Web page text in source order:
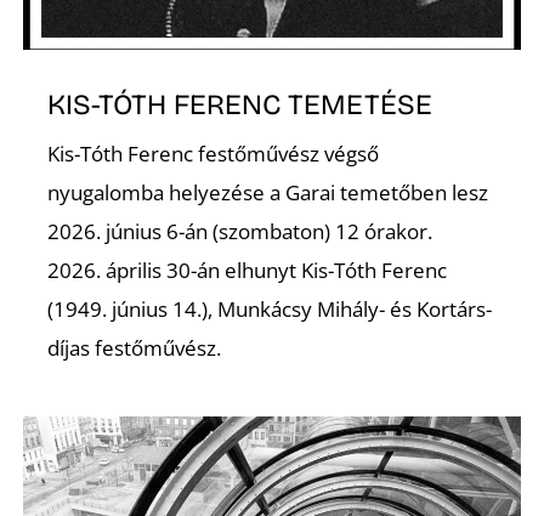
KIS-TÓTH FERENC TEMETÉSE
Kis-Tóth Ferenc festőművész végső
nyugalomba helyezése a Garai temetőben lesz
2026. június 6-án (szombaton) 12 órakor.
2026. április 30-án elhunyt Kis-Tóth Ferenc
(1949. június 14.), Munkácsy Mihály- és Kortárs-
díjas festőművész.